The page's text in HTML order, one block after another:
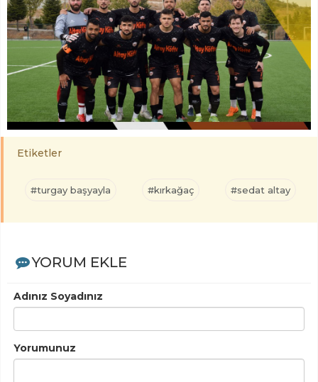
Etiketler
#turgay başyayla #kırkağaç #sedat altay
YORUM EKLE
Adınız Soyadınız
Yorumunuz